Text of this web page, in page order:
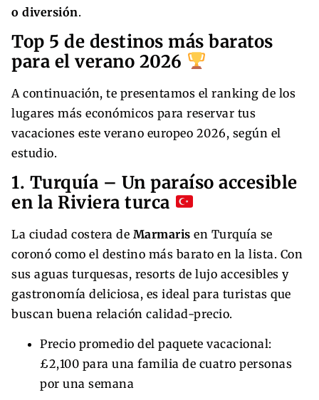
o diversión.
Top 5 de destinos más baratos
para el verano 2026
A continuación, te presentamos el ranking de los
lugares más económicos para reservar tus
vacaciones este verano europeo 2026, según el
estudio.
1. Turquía – Un paraíso accesible
en la Riviera turca
La ciudad costera de Marmaris en Turquía se
coronó como el destino más barato en la lista. Con
sus aguas turquesas, resorts de lujo accesibles y
gastronomía deliciosa, es ideal para turistas que
buscan buena relación calidad-precio.
Precio promedio del paquete vacacional:
£2,100 para una familia de cuatro personas
por una semana